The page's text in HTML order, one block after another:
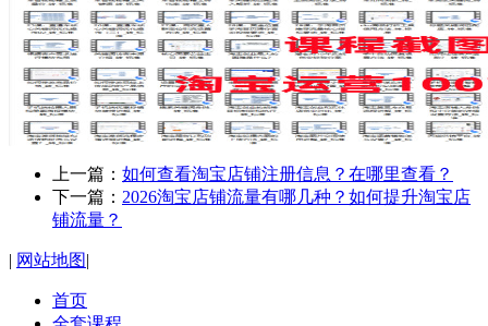
上一篇： 如何查看淘宝店铺注册信息？在哪里查看？
下一篇： 2026淘宝店铺流量有哪几种？如何提升淘宝店
铺流量？
| 网站地图|
首页